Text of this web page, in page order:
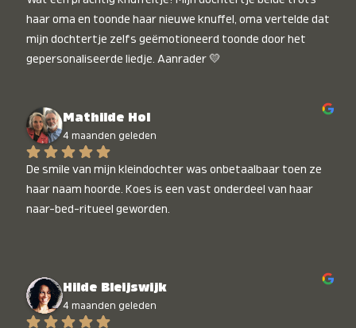
haar oma en toonde haar nieuwe knuffel, oma vertelde dat
mijn dochtertje zelfs geëmotioneerd toonde door het
gepersonaliseerde liedje. Aanrader 💛
Mathilde Hol
4 maanden geleden
De smile van mijn kleindochter was onbetaalbaar toen ze
haar naam hoorde. Koes is een vast onderdeel van haar
naar-bed-ritueel geworden.
Hilde Bleijswijk
4 maanden geleden